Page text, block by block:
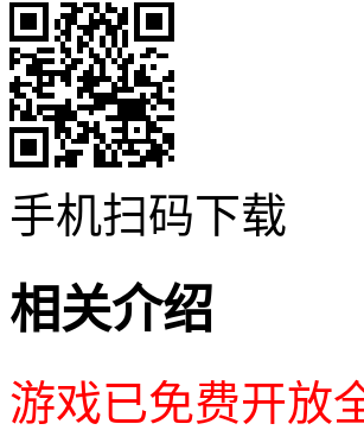
手机扫码下载
相关介绍
游戏已免费开放